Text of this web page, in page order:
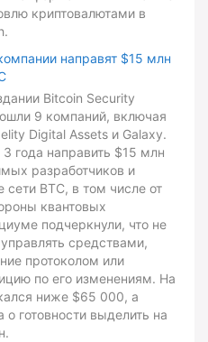
криптовалютами в
направят $15 млн
Bitcoin Security
9 компаний, включая
Digital Assets и Galaxy.
года направить $15 млн
разработчиков и
сети BTC, в том числе от
квантовых
подчеркнули, что не
средствами,
протоколом или
по его изменениям. На
ниже $65 000, а
о готовности выделить на